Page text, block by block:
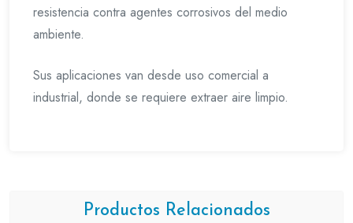
resistencia contra agentes corrosivos del medio
ambiente.
Sus aplicaciones van desde uso comercial a
industrial, donde se requiere extraer aire limpio.
Productos Relacionados